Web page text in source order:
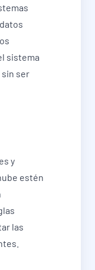
sistema
ser
y
estén
las